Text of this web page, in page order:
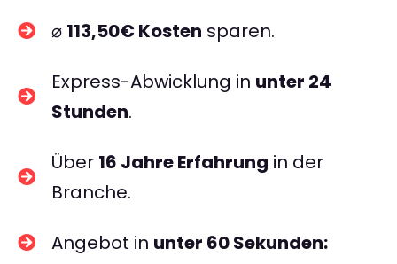
⌀ 113,50€ Kosten sparen.
Express-Abwicklung in unter 24
Stunden.
Über 16 Jahre Erfahrung in der
Branche.
Angebot in unter 60 Sekunden: